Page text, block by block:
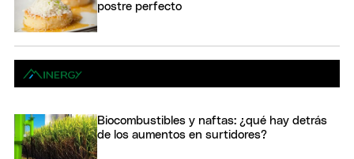
postre perfecto
Biocombustibles y naftas: ¿qué hay detrás
de los aumentos en surtidores?